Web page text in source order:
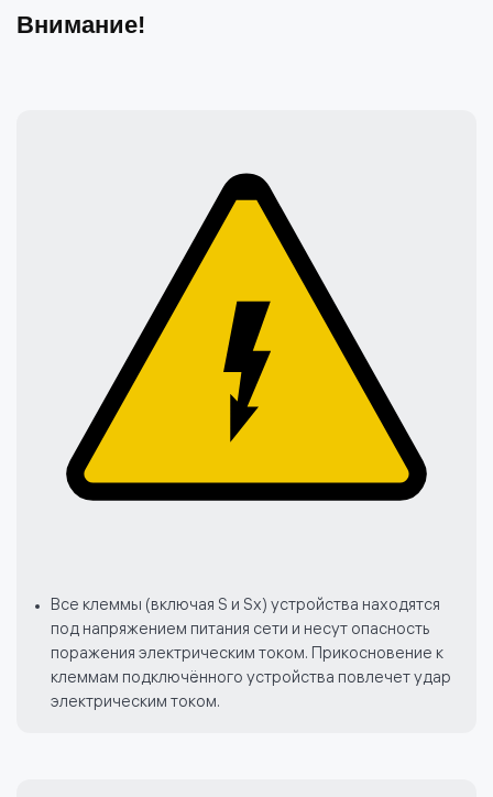
Внимание!
Все клеммы (включая S и Sx) устройства находятся
под напряжением питания сети и несут опасность
поражения электрическим током. Прикосновение к
клеммам подключённого устройства повлечет удар
электрическим током.